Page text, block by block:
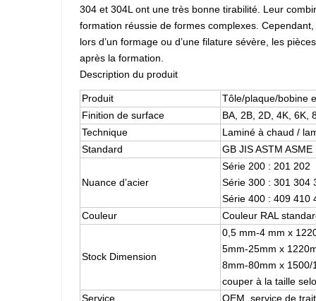
304 et 304L ont une très bonne tirabilité. Leur
formation réussie de formes complexes.
lors d’un formage ou d’une filature sévère, les
après la formation.
Description du produit
Produit
Tôle/plaque/bobine
Finition de surface
BA, 2B, 2D, 4K, 6K,
Technique
Laminé à chaud /
Standard
GB JIS ASTM ASME
Nuance d’acier
Série 200 : 201 202
Série 300 : 301 304
Série 400 : 409 410
Couleur
Couleur RAL
Stock Dimension
0,5 mm-4 mm x
5mm-25mm x
8mm-80mm x
couper à la taille
Service
OEM, service de